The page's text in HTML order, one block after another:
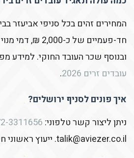
המחירים זהים בכל סניפי אביעזר
ובנוסף שכר העובד החוקי. למידע
עובדים זרים 2026
.
איך פונים לסניף ירושלים?
ניתן ליצור קשר טלפוני: 3311656
talik@aviezer.co.il. ייעוץ ראשוני חינם וללא התחייבות.